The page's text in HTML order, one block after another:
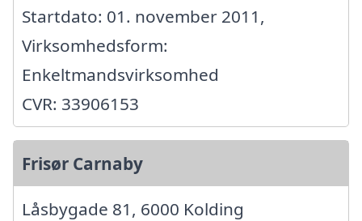
Startdato: 01. november 2011,
Virksomhedsform:
Enkeltmandsvirksomhed
CVR: 33906153
Frisør Carnaby
Låsbygade 81, 6000 Kolding